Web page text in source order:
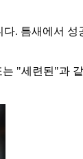
. 틈새에서
"세련된"과